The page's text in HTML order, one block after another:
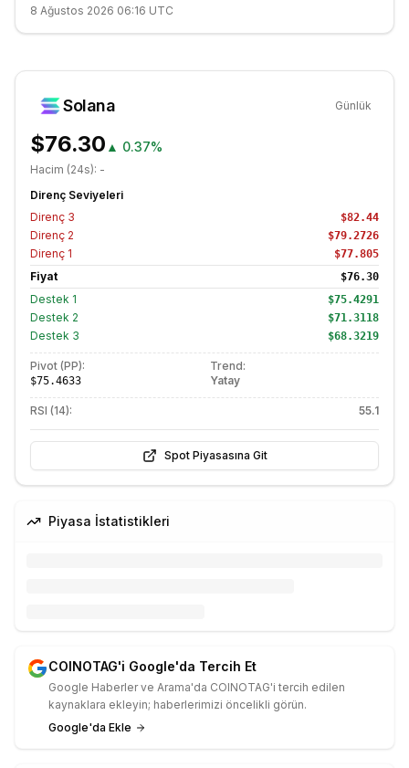
8 Ağustos 2026 06:16 UTC
Solana Günlük
$76.30 ▲ 0.37%
Hacim (24s): -
Direnç Seviyeleri
Direnç 3 $82.44
Direnç 2 $79.2726
Direnç 1 $77.805
Fiyat $76.30
Destek 1 $75.4291
Destek 2 $71.3118
Destek 3 $68.3219
Pivot (PP):
$75.4633
Trend:
Yatay
RSI (14): 55.1
Spot Piyasasına Git
Piyasa İstatistikleri
COINOTAG'i Google'da Tercih Et
Google Haberler ve Arama'da COINOTAG'i tercih edilen
kaynaklara ekleyin; haberlerimizi öncelikli görün.
Google'da Ekle